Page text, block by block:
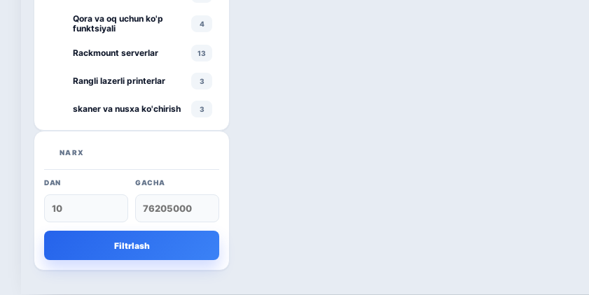
Qora va oq uchun ko'p
funktsiyali
4
Rackmount serverlar 13
Rangli lazerli printerlar 3
skaner va nusxa ko'chirish 3
Kaspersky
Microsoft 13
NARX
DAN GACHA
Filtrlash